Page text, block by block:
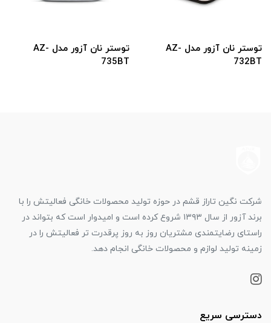
توستر نان آزور مدل AZ-
732BT
توستر نان آزور مدل AZ-
735BT
شرکت نگین تاراز قشم در حوزه تولید محصولات خانگی فعالیتش را با
برند آزور از سال ۱۳۹۳ شروع کرده است و امیدوار است که بتواند در
راستای رضایتمندی مشتریان روز به روز پرقدرت تر فعالیتش را در
زمینه تولید لوازم و محصولات خانگی انجام دهد.
دسترسی سریع